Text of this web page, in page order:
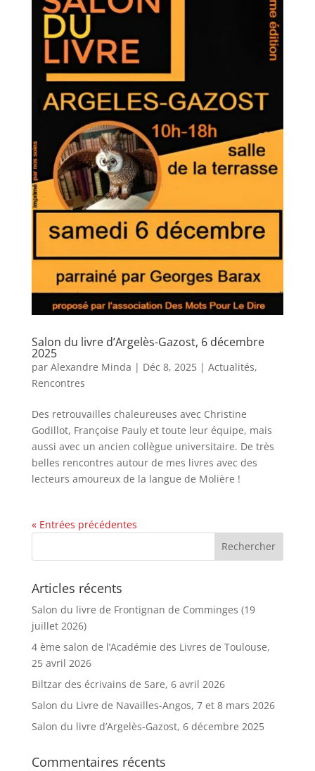
Salon du livre d’Argelès-Gazost, 6 décembre
2025
par Alexandre Minda | Déc 8, 2025| Actualités,
Rencontres
Des retrouvailles chaleureuses avec Christine
Godillot, Françoise Pauly et toute leur équipe, mais
aussi avec un ancien collègue universitaire. De très
belles rencontres autour de mes livres avec des
lecteurs amoureux de la langue de Molière !
« Entrées précédentes
Articles récents
Salon du livre de Frontignan de Comminges (19
juillet 2026)
4 ème salon de l’Académie des Livres de Toulouse,
25 avril 2026
Biltzar des écrivains de Sare, 6 avril 2026
Salon du Livre de Navailles-Angos, 7 et 8 mars 2026
Salon du livre d’Argelès-Gazost, 6 décembre 2025
Commentaires récents